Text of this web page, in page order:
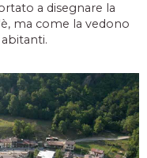
a disegnare la
ma come la vedono